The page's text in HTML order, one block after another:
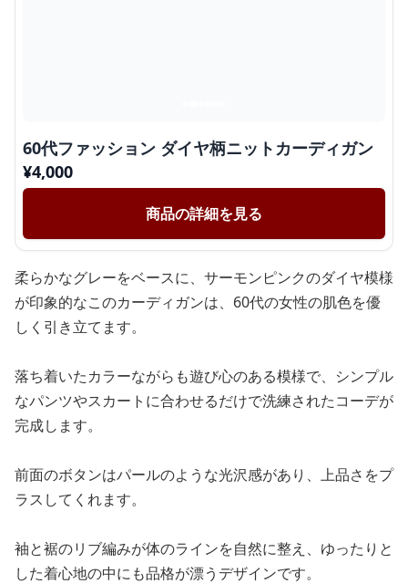
60代ファッション ダイヤ柄ニットカーディガン
¥4,000
商品の詳細を見る
柔らかなグレーをベースに、サーモンピンクのダイヤ模様
が印象的なこのカーディガンは、60代の女性の肌色を優
しく引き立てます。
落ち着いたカラーながらも遊び心のある模様で、シンプル
なパンツやスカートに合わせるだけで洗練されたコーデが
完成します。
前面のボタンはパールのような光沢感があり、上品さをプ
ラスしてくれます。
袖と裾のリブ編みが体のラインを自然に整え、ゆったりと
した着心地の中にも品格が漂うデザインです。